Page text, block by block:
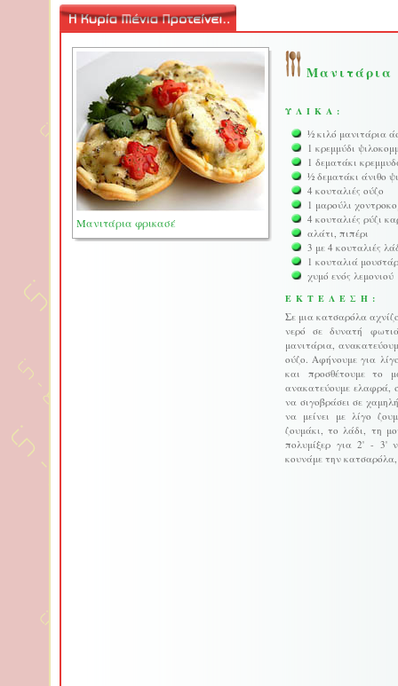
Μανιτάρια φρικασέ
Μανιτάρια
ΥΛΙΚΑ:
½ κιλό μανιτάρια
1 κρεμμύδι
1 δεματάκι
½ δεματάκι άνιθο
4 κουταλιές ούζο
1 μαρούλι
4 κουταλιές ρύζι
αλάτι, πιπέρι
3 με 4 κουταλιές
1 κουταλιά
χυμό ενός λεμονιού
ΕΚΤΕΛΕΣΗ:
Σε μια κατσαρόλα
νερό σε δυνατή
μανιτάρια,
ούζο. Αφήνουμε για
και προσθέτουμε το
ανακατεύουμε ελαφρά,
να σιγοβράσει σε
να μείνει με λίγο
ζουμάκι, το λάδι, τη
πολυμίξερ για 2' - 3'
κουνάμε την